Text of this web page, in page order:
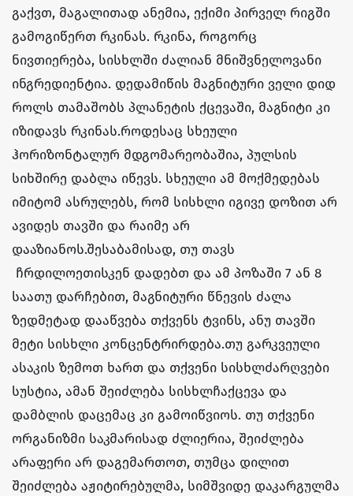
გაქვთ, მაგალითად ანემია, ექიმი პირველ რიგში
გამოგიწერთ რკინას. რკინა, როგორც
ნივთიერება, სისხლში ძალიან მნიშვნელოვანი
ინგრედიენტია. დედამიწის მაგნიტური ველი დიდ
როლს თამაშობს პლანეტის ქცევაში, მაგნიტი კი
იზიდავს რკინას.როდესაც სხეული
ჰორიზონტალურ მდგომარეობაშია, პულსის
სიხშირე დაბლა იწევს. სხეული ამ მოქმედებას
იმიტომ ასრულებს, რომ სისხლი იგივე დოზით არ
ავიდეს თავში და რაიმე არ
დააზიანოს.შესაბამისად, თუ თავს
ჩრდილოეთისკენ დადებთ და ამ პოზაში 7 ან 8
საათუ დარჩებით, მაგნიტური წნევის ძალა
ზედმეტად დააწვება თქვენს ტვინს, ანუ თავში
მეტი სისხლი კონცენტრირდება.თუ გარკვეული
ასაკის ზემოთ ხართ და თქვენი სისხლძარღვები
სუსტია, ამან შეიძლება სისხლჩაქცევა და
დამბლის დაცემაც კი გამოიწვიოს. თუ თქვენი
ორგანიზმი საკმარისად ძლიერია, შეიძლება
არაფერი არ დაგემართოთ, თუმცა დილით
შეიძლება აჟიტირებულმა, სიმშვიდე დაკარგულმა